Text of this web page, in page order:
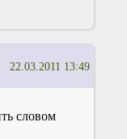
22.03.2011 13:49
словом